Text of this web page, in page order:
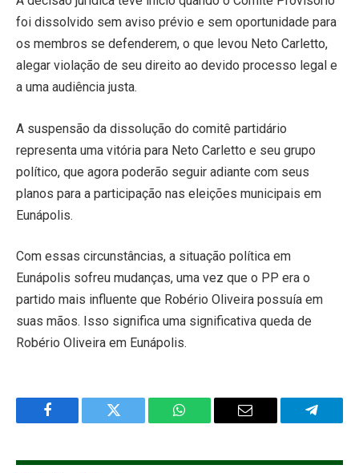
foi dissolvido sem aviso prévio e sem oportunidade para
os membros se defenderem, o que levou Neto Carletto,
alegar violação de seu direito ao devido processo legal e
a uma audiência justa.
A suspensão da dissolução do comitê partidário
representa uma vitória para Neto Carletto e seu grupo
político, que agora poderão seguir adiante com seus
planos para a participação nas eleições municipais em
Eunápolis.
Com essas circunstâncias, a situação política em
Eunápolis sofreu mudanças, uma vez que o PP era o
partido mais influente que Robério Oliveira possuía em
suas mãos. Isso significa uma significativa queda de
Robério Oliveira em Eunápolis.
Facebook Twitter WhatsApp Email